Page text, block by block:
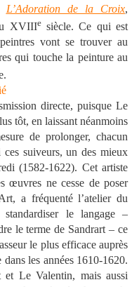
L’Adoration de la Croix,
XVIIIesiècle. Ce qui est
vont se trouver au
qui touche la peinture au
directe, puisque Le
tôt, en laissant néanmoins
de prolonger, chacun
suiveurs, un des mieux
(1582-1622). Cet artiste
œuvres ne cesse de poser
a fréquenté l’atelier du
le langage –
le terme de Sandrart – ce
le plus efficace auprès
les années 1610-1620.
Le Valentin, mais aussi